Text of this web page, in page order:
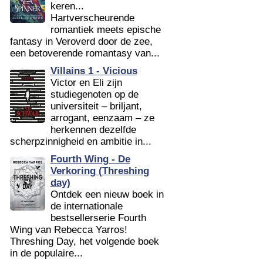
keren...
Hartverscheurende
romantiek meets epische
fantasy in Veroverd door de zee,
een betoverende romantasy van...
Villains 1 - Vicious
Victor en Eli zijn
studiegenoten op de
universiteit – briljant,
arrogant, eenzaam – ze
herkennen dezelfde
scherpzinnigheid en ambitie in...
Fourth Wing - De
Verkoring (Threshing
day)
Ontdek een nieuw boek in
de internationale
bestsellerserie Fourth
Wing van Rebecca Yarros!
Threshing Day, het volgende boek
in de populaire...